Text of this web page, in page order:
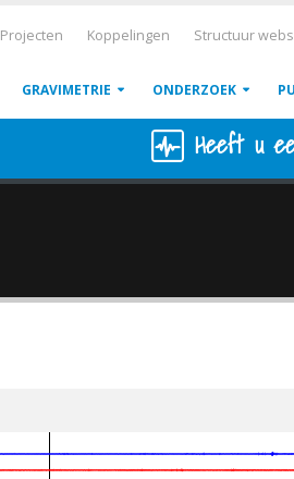
Projecten Koppelingen Structuur
GRAVIMETRIE ONDERZOEK
Heeft u